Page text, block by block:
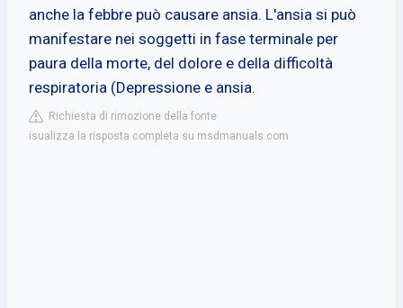
anche la febbre può causare ansia. L'ansia si può
manifestare nei soggetti in fase terminale per
paura della morte, del dolore e della difficoltà
respiratoria (Depressione e ansia.
Richiesta di rimozione della fonte
isualizza la risposta completa su msdmanuals.com